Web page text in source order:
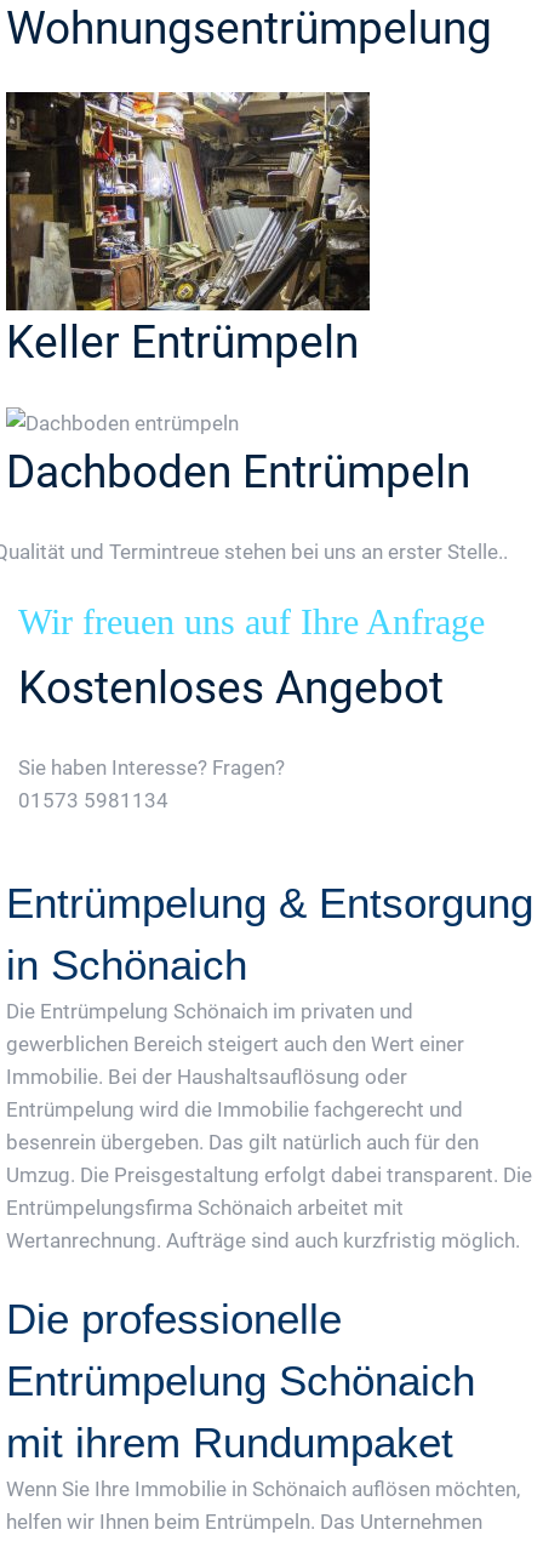
Wohnungsentrümpelung
Keller Entrümpeln
Dachboden Entrümpeln
und Termintreue stehen bei uns an erster Stelle..
Wir freuen uns auf Ihre Anfrage
Kostenloses Angebot
Sie haben Interesse? Fragen?
01573 5981134
Entrümpelung & Entsorgung
in Schönaich
Die Entrümpelung Schönaich im privaten und
gewerblichen Bereich steigert auch den Wert einer
Immobilie. Bei der Haushaltsauflösung oder
Entrümpelung wird die Immobilie fachgerecht und
besenrein übergeben. Das gilt natürlich auch für den
Umzug. Die Preisgestaltung erfolgt dabei transparent. Die
Entrümpelungsfirma Schönaich arbeitet mit
Wertanrechnung. Aufträge sind auch kurzfristig möglich.
Die professionelle
Entrümpelung Schönaich
mit ihrem Rundumpaket
Wenn Sie Ihre Immobilie in Schönaich auflösen möchten,
helfen wir Ihnen beim Entrümpeln. Das Unternehmen